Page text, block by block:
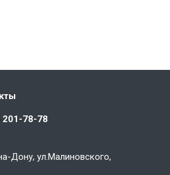
201-78-78
Дону, ул.Малиновского,